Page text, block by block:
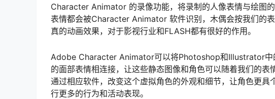
Character Animator 的录像功能，将录制的人像表情与绘图
表情都会被Character Animator 软件识别，木偶会按我们的
真的动画效果，对于影视行业和FLASH都有很好的作用。
Adobe Character Animator可以将Photoshop和Illustrator中
的面部表情相连接，让这些静态图像和角色可以随着我们的表
通过相应软件，改变这个虚拟角色的外观和细节，让角色更
行更多的行为和活动表现。